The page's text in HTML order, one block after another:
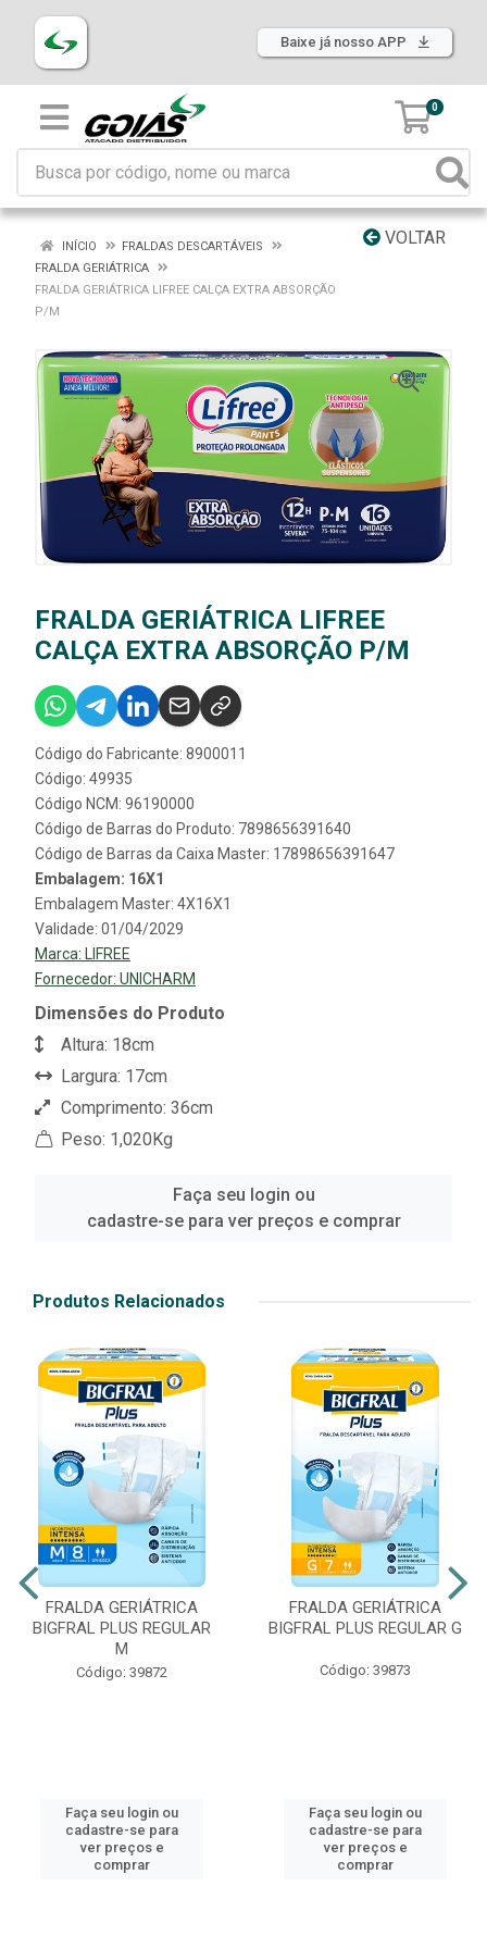
Baixe já nosso APP
0
VOLTAR
INÍCIO
FRALDAS DESCARTÁVEIS
FRALDA GERIÁTRICA
FRALDA GERIÁTRICA LIFREE CALÇA EXTRA ABSORÇÃO
P/M
FRALDA GERIÁTRICA LIFREE
CALÇA EXTRA ABSORÇÃO P/M
Código do Fabricante: 8900011
Código: 49935
Código NCM: 96190000
Código de Barras do Produto: 7898656391640
Código de Barras da Caixa Master: 17898656391647
Embalagem: 16X1
Embalagem Master: 4X16X1
Validade: 01/04/2029
Marca: LIFREE
Fornecedor: UNICHARM
Dimensões do Produto
Altura: 18cm
Largura: 17cm
Comprimento: 36cm
Peso: 1,020Kg
Faça seu login ou
cadastre-se para ver preços e comprar
Produtos Relacionados
FRALDA GERIÁTRICA
BIGFRAL PLUS REGULAR
M
Código: 39872
Faça seu login ou
cadastre-se para
ver preços e
comprar
FRALDA GERIÁTRICA
BIGFRAL PLUS REGULAR G
Código: 39873
Faça seu login ou
cadastre-se para
ver preços e
comprar